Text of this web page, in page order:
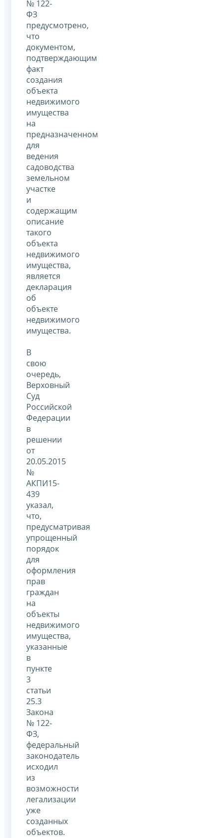
№ 122-
ФЗ
предусмотрено,
что
документом,
подтверждающим
факт
создания
объекта
недвижимого
имущества
на
предназначенном
для
ведения
садоводства
земельном
участке
и
содержащим
описание
такого
объекта
недвижимого
имущества,
является
декларация
об
объекте
недвижимого
имущества.
В
свою
очередь,
Верховный
Суд
Российской
Федерации
в
решении
от
20.05.2015
№
АКПИ15-
439
указал,
что,
предусматривая
упрощенный
порядок
для
оформления
прав
граждан
на
объекты
недвижимого
имущества,
указанные
в
пункте
3
статьи
25.3
Закона
№ 122-
ФЗ,
федеральный
законодатель
исходил
из
возможности
легализации
уже
созданных
объектов.